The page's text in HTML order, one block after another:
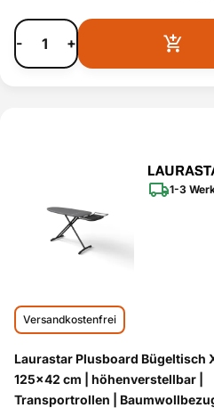
- +
1-3
Versandkostenfrei
Laurastar Plusboard Bügeltisch
125x42 cm | höhenverstellbar |
Transportrollen | Baumwollbezug